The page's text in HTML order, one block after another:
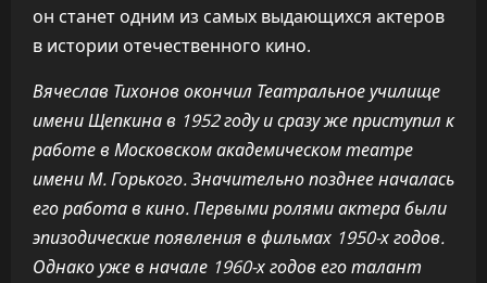
он станет одним из самых выдающихся актеров
в истории отечественного кино.
Вячеслав Тихонов окончил Театральное училище
имени Щепкина в 1952 году и сразу же приступил к
работе в Московском академическом театре
имени М. Горького. Значительно позднее началась
его работа в кино. Первыми ролями актера были
эпизодические появления в фильмах 1950-х годов.
Однако уже в начале 1960-х годов его талант